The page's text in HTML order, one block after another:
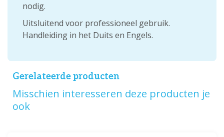
nodig.
Uitsluitend voor professioneel gebruik.
Handleiding in het Duits en Engels.
Gerelateerde producten
Misschien interesseren deze producten je
ook